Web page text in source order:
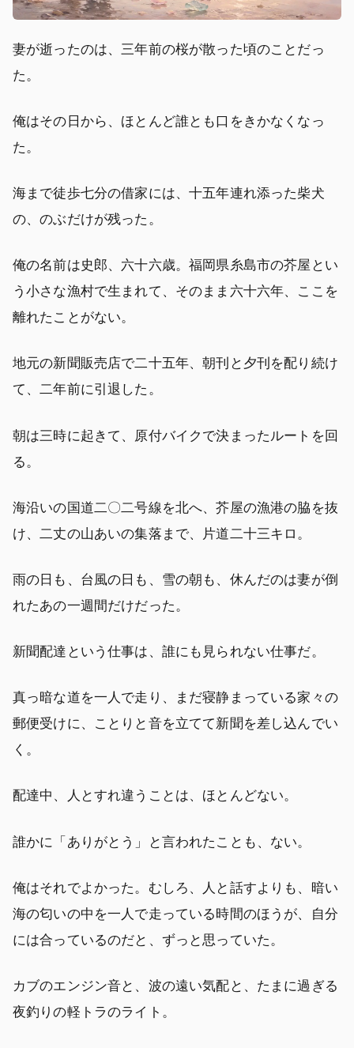
妻が逝ったのは、三年前の桜が散った頃のことだっ
た。
俺はその日から、ほとんど誰とも口をきかなくなっ
た。
海まで徒歩七分の借家には、十五年連れ添った柴犬
の、のぶだけが残った。
俺の名前は史郎、六十六歳。福岡県糸島市の芥屋とい
う小さな漁村で生まれて、そのまま六十六年、ここを
離れたことがない。
地元の新聞販売店で二十五年、朝刊と夕刊を配り続け
て、二年前に引退した。
朝は三時に起きて、原付バイクで決まったルートを回
る。
海沿いの国道二〇二号線を北へ、芥屋の漁港の脇を抜
け、二丈の山あいの集落まで、片道二十三キロ。
雨の日も、台風の日も、雪の朝も、休んだのは妻が倒
れたあの一週間だけだった。
新聞配達という仕事は、誰にも見られない仕事だ。
真っ暗な道を一人で走り、まだ寝静まっている家々の
郵便受けに、ことりと音を立てて新聞を差し込んでい
く。
配達中、人とすれ違うことは、ほとんどない。
誰かに「ありがとう」と言われたことも、ない。
俺はそれでよかった。むしろ、人と話すよりも、暗い
海の匂いの中を一人で走っている時間のほうが、自分
には合っているのだと、ずっと思っていた。
カブのエンジン音と、波の遠い気配と、たまに過ぎる
夜釣りの軽トラのライト。